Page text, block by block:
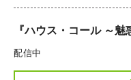
『ハウス・コール ～魅
配信中